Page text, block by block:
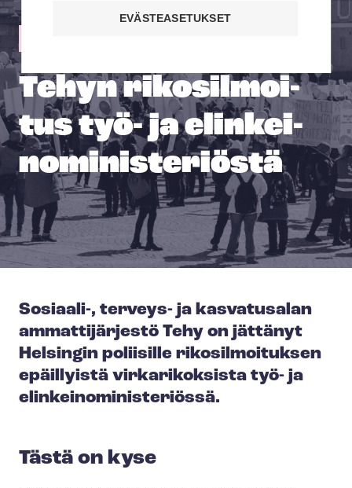
Tehyn ri­ko­sil­moi­
tus työ- ja elin­kei­
no­mi­nis­te­riös­tä
Sosiaali-, terveys- ja kasvatusalan
ammattijärjestö Tehy on jättänyt
Helsingin poliisille rikosilmoituksen
epäillyistä virkarikoksista työ- ja
elin­kei­no­mi­nis­te­riös­sä.
Tästä on kyse
EVÄSTEASETUKSET